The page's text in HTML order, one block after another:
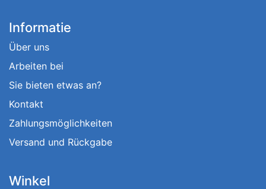
Informatie
Über uns
Arbeiten bei
Sie bieten etwas an?
Kontakt
Zahlungsmöglichkeiten
Versand und Rückgabe
Winkel